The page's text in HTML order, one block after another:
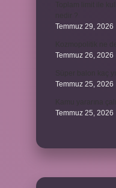
Temmuz 29, 2026
Temmuz 26, 2026
Temmuz 25, 2026
Temmuz 25, 2026